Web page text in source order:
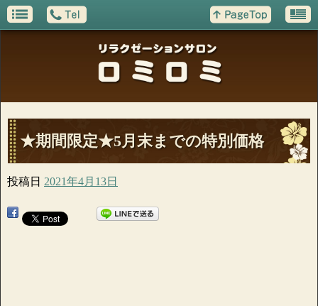
★期間限定★5月末までの特別価格
投稿日 2021年4月13日